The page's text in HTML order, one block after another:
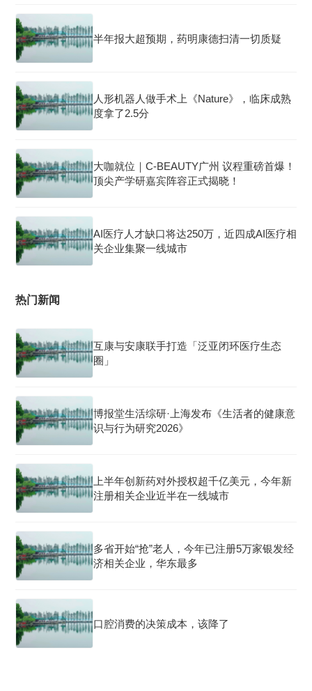
半年报大超预期，药明康德扫清一切质疑
人形机器人做手术上《Nature》，临床成熟
度拿了2.5分
大咖就位｜C-BEAUTY广州 议程重磅首爆！
顶尖产学研嘉宾阵容正式揭晓！
AI医疗人才缺口将达250万，近四成AI医疗相
关企业集聚一线城市
热门新闻
互康与安康联手打造「泛亚闭环医疗生态
圈」
博报堂生活综研·上海发布《生活者的健康意
识与行为研究2026》
上半年创新药对外授权超千亿美元，今年新
注册相关企业近半在一线城市
多省开始“抢”老人，今年已注册5万家银发经
济相关企业，华东最多
口腔消费的决策成本，该降了